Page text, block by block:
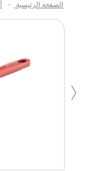
الصفحة الرئيسية >
‹